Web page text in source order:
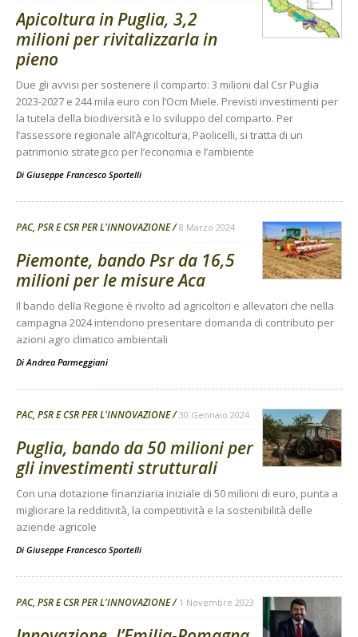
Apicoltura in Puglia, 3,2
milioni per rivitalizzarla in
pieno
Due gli avvisi per sostenere il comparto: 3 milioni dal Csr Puglia
2023-2027 e 244 mila euro con l’Ocm Miele. Previsti investimenti per
la tutela della biodiversità e lo sviluppo del comparto. Per
l’assessore regionale all’Agricoltura, Paolicelli, si tratta di un
patrimonio strategico per l’economia e l’ambiente
Di Giuseppe Francesco Sportelli
PAC, PSR E CSR PER L'INNOVAZIONE 8 Marzo 2024
Piemonte, bando Psr da 16,5
milioni per le misure Aca
Il bando della Regione è rivolto ad agricoltori e allevatori che nella
campagna 2024 intendono presentare domanda di contributo per
azioni agro climatico ambientali
DiAndrea Parmeggiani
PAC, PSR E CSR PER L'INNOVAZIONE 30 Gennaio 2024
Puglia, bando da 50 milioni per
gli investimenti strutturali
Con una dotazione finanziaria iniziale di 50 milioni di euro, punta a
migliorare la redditività, la competitività e la sostenibilità delle
aziende agricole
Di Giuseppe Francesco Sportelli
PAC, PSR E CSR PER L'INNOVAZIONE 1 Novembre 2023